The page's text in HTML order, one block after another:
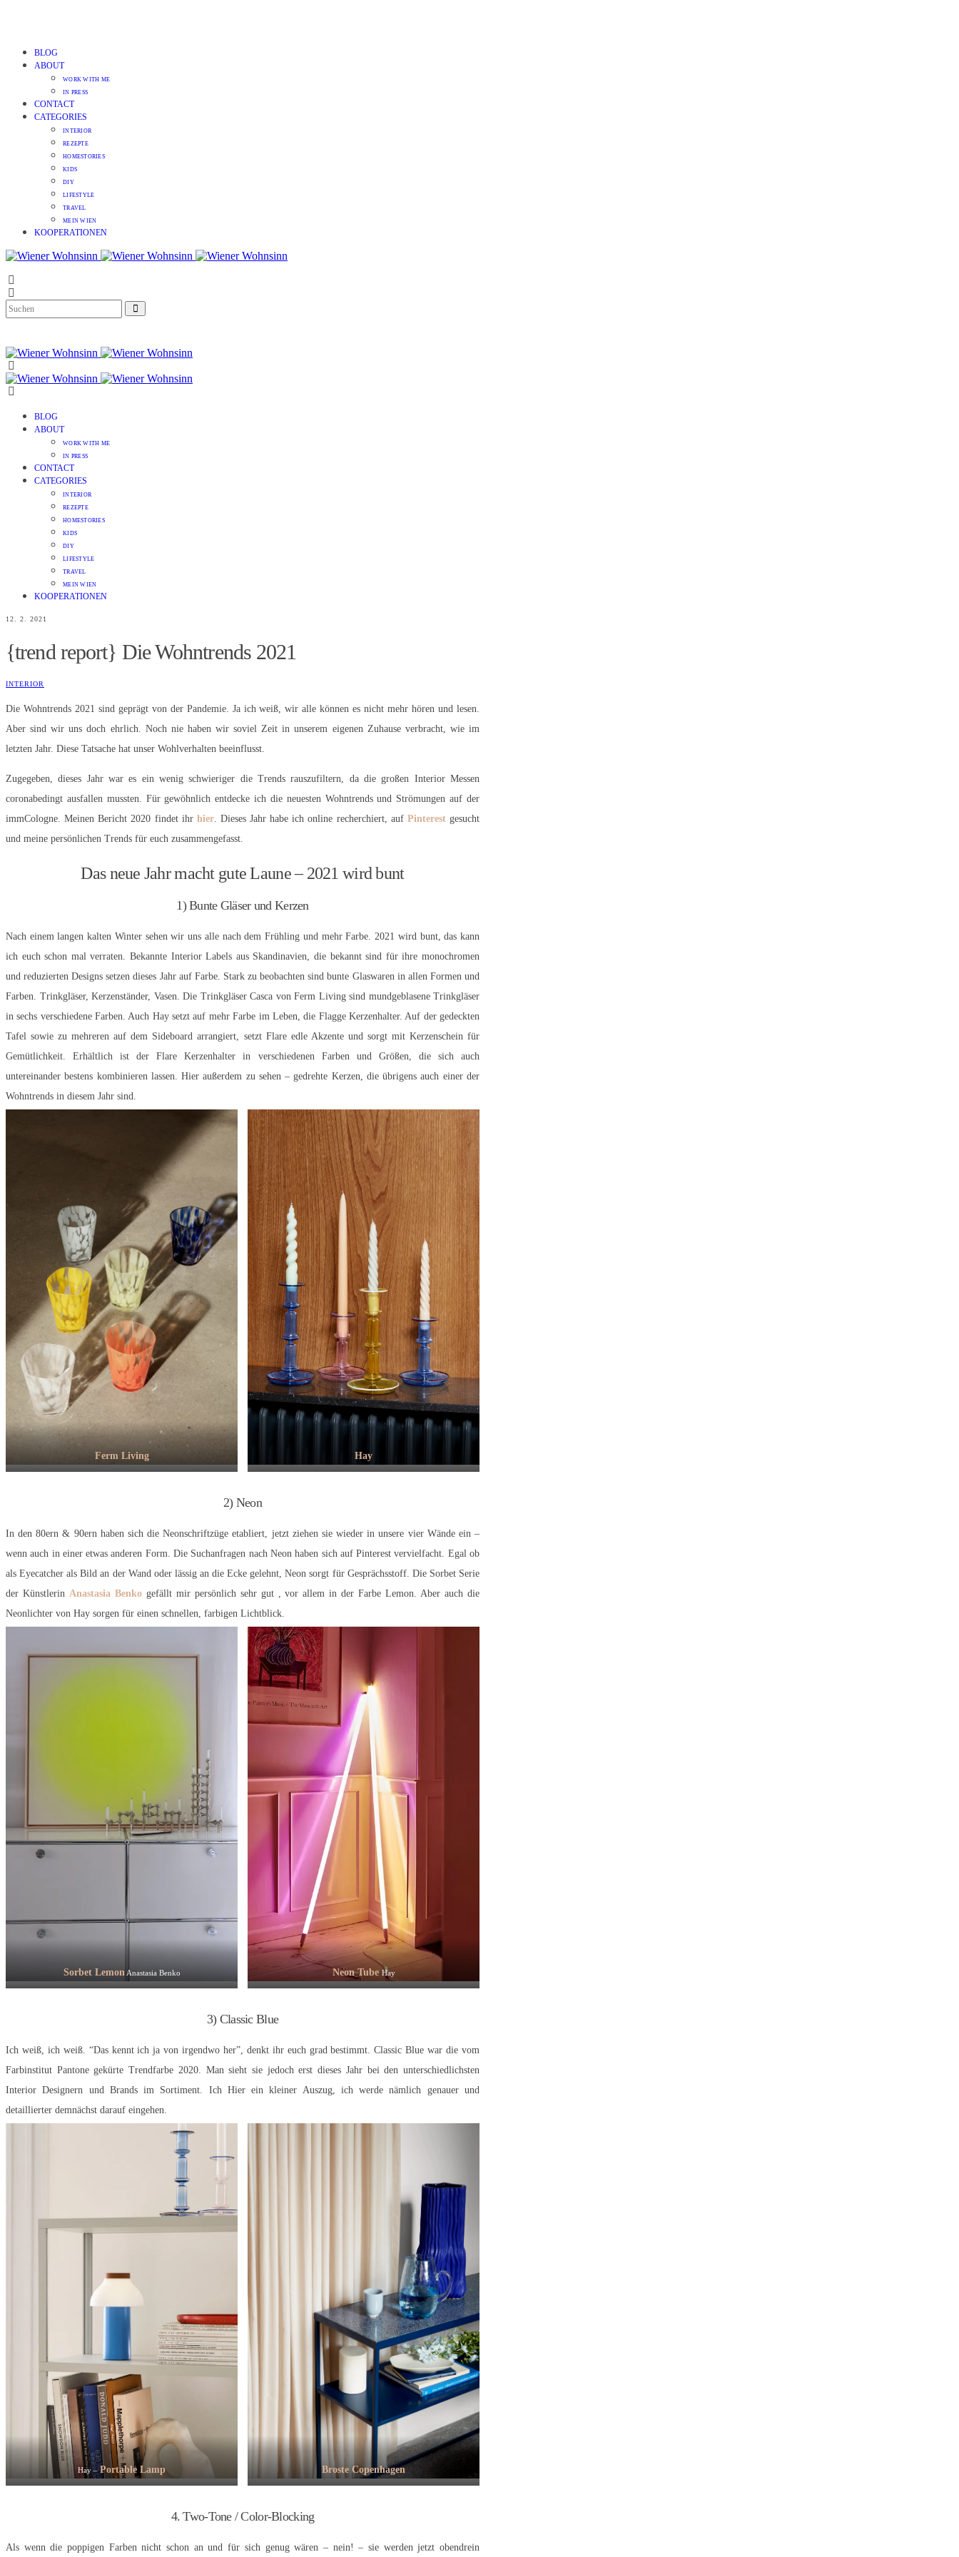
BLOG
ABOUT
WORK WITH ME
IN PRESS
CONTACT
CATEGORIES
INTERIOR
REZEPTE
HOMESTORIES
KIDS
DIY
LIFESTYLE
TRAVEL
MEIN WIEN
KOOPERATIONEN
BLOG
ABOUT
WORK WITH ME
IN PRESS
CONTACT
CATEGORIES
INTERIOR
REZEPTE
HOMESTORIES
KIDS
DIY
LIFESTYLE
TRAVEL
MEIN WIEN
KOOPERATIONEN
12. 2. 2021
{trend report} Die Wohntrends 2021
INTERIOR
Die Wohntrends 2021 sind geprägt von der Pandemie. Ja ich weiß, wir alle können es nicht mehr hören und lesen.
Aber sind wir uns doch ehrlich. Noch nie haben wir soviel Zeit in unserem eigenen Zuhause verbracht, wie im
letzten Jahr. Diese Tatsache hat unser Wohlverhalten beeinflusst.
Zugegeben, dieses Jahr war es ein wenig schwieriger die Trends rauszufiltern, da die großen Interior Messen
coronabedingt ausfallen mussten. Für gewöhnlich entdecke ich die neuesten Wohntrends und Strömungen auf der
immCologne. Meinen Bericht 2020 findet ihr hier. Dieses Jahr habe ich online recherchiert, auf Pinterestgesucht
und meine persönlichen Trends für euch zusammengefasst.
Das neue Jahr macht gute Laune – 2021 wird bunt
1) Bunte Gläser und Kerzen
Nach einem langen kalten Winter sehen wir uns alle nach dem Frühling und mehr Farbe. 2021 wird bunt, das kann
ich euch schon mal verraten. Bekannte Interior Labels aus Skandinavien, die bekannt sind für ihre monochromen
und reduzierten Designs setzen dieses Jahr auf Farbe. Stark zu beobachten sind bunte Glaswaren in allen Formen und
Farben. Trinkgläser, Kerzenständer, Vasen. Die Trinkgläser Casca von Ferm Living sind mundgeblasene Trinkgläser
in sechs verschiedene Farben. Auch Hay setzt auf mehr Farbe im Leben, die Flagge Kerzenhalter. Auf der gedeckten
Tafel sowie zu mehreren auf dem Sideboard arrangiert, setzt Flare edle Akzente und sorgt mit Kerzenschein für
Gemütlichkeit. Erhältlich ist der Flare Kerzenhalter in verschiedenen Farben und Größen, die sich auch
untereinander bestens kombinieren lassen. Hier außerdem zu sehen – gedrehte Kerzen, die übrigens auch einer der
Wohntrends in diesem Jahr sind.
Ferm Living Hay
2) Neon
In den 80ern & 90ern haben sich die Neonschriftzüge etabliert, jetzt ziehen sie wieder in unsere vier Wände ein –
wenn auch in einer etwas anderen Form. Die Suchanfragen nach Neon haben sich auf Pinterest vervielfacht. Egal ob
als Eyecatcher als Bild an der Wand oder lässig an die Ecke gelehnt, Neon sorgt für Gesprächsstoff. Die Sorbet Serie
der Künstlerin Anastasia Benkogefällt mir persönlich sehr gut , vor allem in der Farbe Lemon. Aber auch die
Neonlichter von Hay sorgen für einen schnellen, farbigen Lichtblick.
Sorbet Lemon Anastasia Benko Neon TubeHay
3) Classic Blue
Ich weiß, ich weiß. “Das kennt ich ja von irgendwo her”, denkt ihr euch grad bestimmt. Classic Blue war die vom
Farbinstitut Pantone gekürte Trendfarbe 2020. Man sieht sie jedoch erst dieses Jahr bei den unterschiedlichsten
Interior Designern und Brands im Sortiment. Ich Hier ein kleiner Auszug, ich werde nämlich genauer und
detaillierter demnächst darauf eingehen.
Hay –Portable Lamp Broste Copenhagen
4. Two-Tone / Color-Blocking
Als wenn die poppigen Farben nicht schon an und für sich genug wären – nein! – sie werden jetzt obendrein